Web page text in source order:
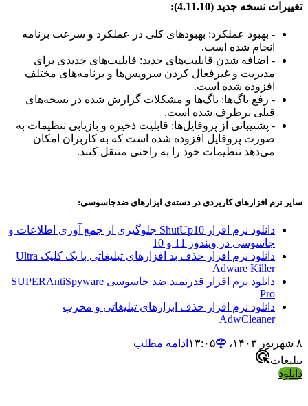
تغییرات نسخه جدید (4.11.10):
- بهبود عملکرد: بهبودهای کلی در عملکرد و سرعت برنامه
انجام شده است.
- اضافه شدن قابلیت‌های جدید: قابلیت‌های جدیدی برای
مدیریت و غیرفعال کردن سرویس‌ها و برنامه‌های مختلف
افزوده شده است.
- رفع باگ‌ها: باگ‌ها و مشکلات گزارش شده در نسخه‌های
قبلی برطرف شده است.
- پشتیبانی از پروفایل‌ها: قابلیت ذخیره و بازیابی تنظیمات به
صورت پروفایل افزوده شده است که به کاربران امکان
می‌دهد تنظیمات خود را به راحتی منتقل کنند.
سایر نرم افزارهای کاربردی در دسته‌ی ابزارهای ضدجاسوسی:
دانلود نرم افزار ShutUp10 جلوگیری از جمع آوری اطلاعات و
جاسوسی در ویندوز 11 و 10
دانلود نرم افزار حذف بد افزارهای تبلیغاتی با یک کلیک Ultra
Adware Killer
دانلود نرم افزار قدرتمند ضد جاسوسی SUPERAntiSpyware
Pro
دانلود نرم افزار حذف ابزارهای تبلیغاتی و مخرب
AdwCleaner
۸ شهریور ۱۴۰۳،‏ ۱۳:۰۵
ادامه مطلب
تبلیغات
دانلود